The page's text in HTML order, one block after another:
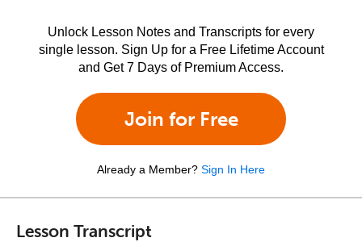
Unlock Lesson Notes and Transcripts for every
single lesson. Sign Up for a Free Lifetime Account
and Get 7 Days of Premium Access.
Join for Free
Already a Member? Sign In Here
Lesson Transcript